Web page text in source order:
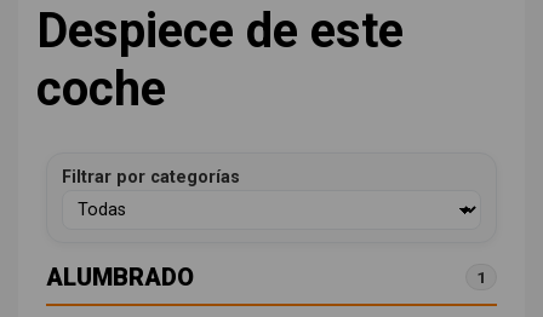
Despiece de este
coche
Filtrar por categorías
ALUMBRADO 1